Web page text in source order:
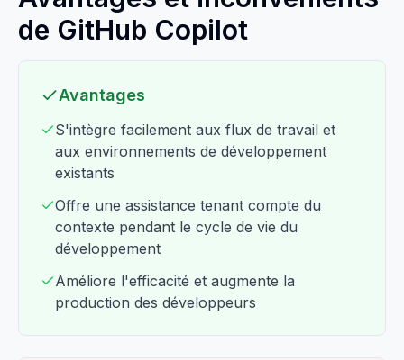
de GitHub Copilot
Avantages
S'intègre facilement aux flux de travail et
aux environnements de développement
existants
Offre une assistance tenant compte du
contexte pendant le cycle de vie du
développement
Améliore l'efficacité et augmente la
production des développeurs